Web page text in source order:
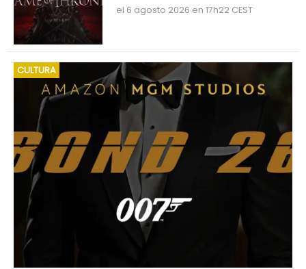
el 6 agosto 2026 en 17h22 CEST
CULTURA